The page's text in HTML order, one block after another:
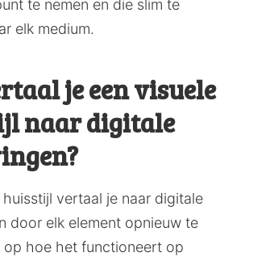
te nemen en die slim te
elk medium.
je een visuele
naar digitale
huisstijl vertaal je naar digitale
door elk element opnieuw te
op hoe het functioneert op